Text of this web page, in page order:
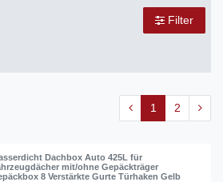
Filter
1 2
Dachbox Auto 425L für
mit/ohne Gepäckträger
8 Verstärkte Gurte Türhaken Gelb